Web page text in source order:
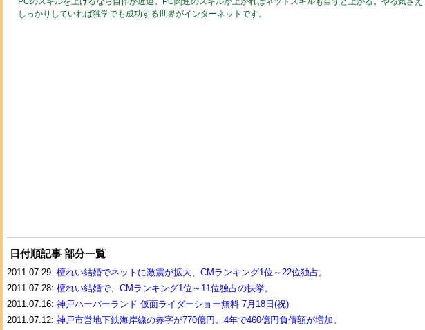
しっかりしていれば独学でも成功する世界がインターネットです。
日付順記事 部分一覧
2011.07.29: 檀れい結婚でネットに激震が拡大、CMランキング1位～22位独占。
2011.07.28: 檀れい結婚で、CMランキング1位～11位独占の快挙。
2011.07.16: 神戸ハーバーランド 仮面ライダーショー無料 7月18日(祝)
2011.07.12: 神戸市営地下鉄海岸線の赤字が770億円。4年で460億円負債額が増加。